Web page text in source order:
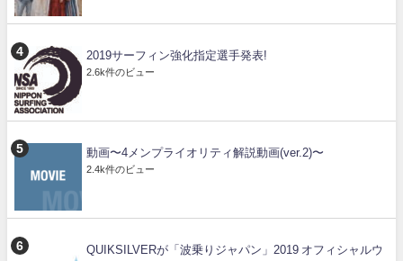
2019サーフィン強化指定選手発表!
2.6k件のビュー
動画〜4メンプライオリティ解説動画(ver.2)〜
2.4k件のビュー
QUIKSILVERが「波乗りジャパン」2019 オフィシャルウ